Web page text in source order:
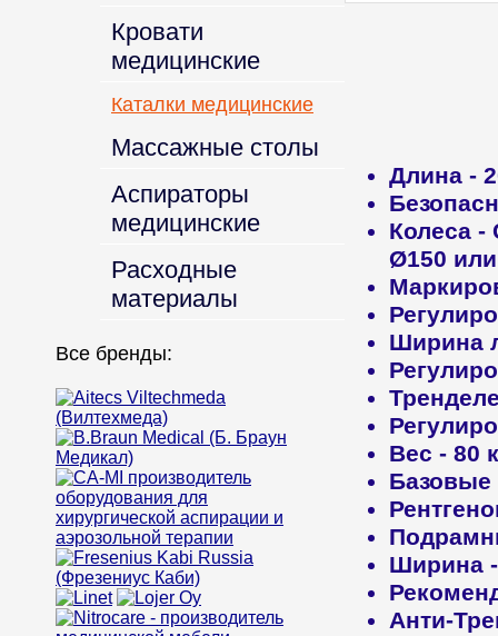
Длина -
Колеса -
Ø150
Ширина
Вес - 80
Базовые
Ширина
Анти-
Кровати
медицинские
Каталки медицинские
Массажные столы
Аспираторы
медицинские
Расходные
материалы
Все бренды: